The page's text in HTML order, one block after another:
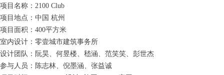
项目名称：2100 Club
项目地点：中国 杭州
项目面积：400平方米
室内设计：零壹城市建筑事务所
设计团队：阮昊、何昱楼、嵇涵、范笑笑、彭世杰
参与人员：陈志林、倪墨涵、张益诚